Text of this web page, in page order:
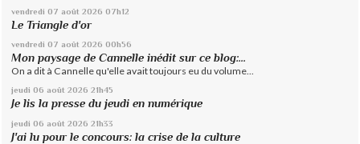
vendredi 07 août 2026 07h12
Le Triangle d'or
vendredi 07 août 2026 00h56
Mon paysage de Cannelle inédit sur ce blog:...
On a dit à Cannelle qu'elle avait toujours eu du volume...
jeudi 06 août 2026 21h45
Je lis la presse du jeudi en numérique
jeudi 06 août 2026 21h33
J'ai lu pour le concours: la crise de la culture